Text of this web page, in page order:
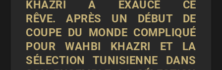
KHAZRI A EXAUCÉ CE
RÊVE.
APRÈS UN DÉBUT DE
COUPE DU MONDE COMPLIQUÉ
POUR WAHBI KHAZRI ET LA
SÉLECTION TUNISIENNE DANS